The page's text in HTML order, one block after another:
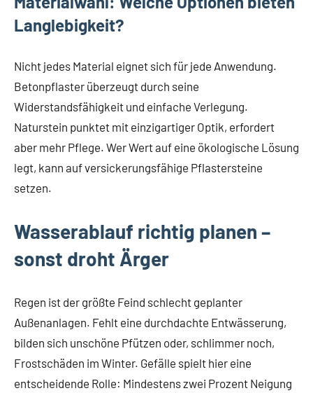
Langlebigkeit?
Nicht jedes Material eignet sich für jede Anwendung.
Betonpflaster überzeugt durch seine
Widerstandsfähigkeit und einfache Verlegung.
Naturstein punktet mit einzigartiger Optik, erfordert
aber mehr Pflege. Wer Wert auf eine ökologische Lösung
legt, kann auf versickerungsfähige Pflastersteine
setzen.
Wasserablauf richtig planen –
sonst droht Ärger
Regen ist der größte Feind schlecht geplanter
Außenanlagen. Fehlt eine durchdachte Entwässerung,
bilden sich unschöne Pfützen oder, schlimmer noch,
Frostschäden im Winter. Gefälle spielt hier eine
entscheidende Rolle: Mindestens zwei Prozent Neigung